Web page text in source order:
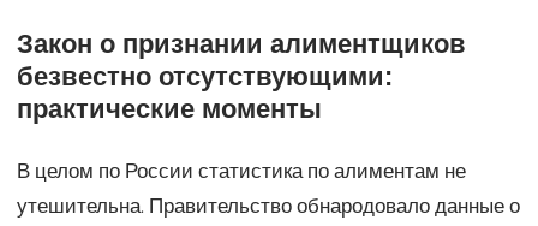
Закон о признании алиментщиков
безвестно отсутствующими:
практические моменты
В целом по России статистика по алиментам не
утешительна. Правительство обнародовало данные о